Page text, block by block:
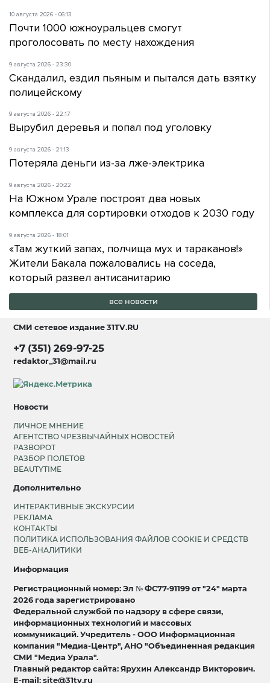
10 августа 2026 - 06:13
Почти 1000 южноуральцев смогут
проголосовать по месту нахождения
9 августа 2026 - 23:30
Скандалил, ездил пьяным и пытался дать взятку
полицейскому
9 августа 2026 - 22:17
Вырубил деревья и попал под уголовку
9 августа 2026 - 21:13
Потеряла деньги из-за лже-электрика
9 августа 2026 - 20:22
На Южном Урале построят два новых
комплекса для сортировки отходов к 2030 году
9 августа 2026 - 18:01
«Там жуткий запах, полчища мух и тараканов!»
Жители Бакала пожаловались на соседа,
который развел антисанитарию
все новости
СМИ сетевое издание31TV.RU
+7 (351) 269-97-25
redaktor_31@mail.ru
Новости
ЛИЧНОЕ МНЕНИЕ
АГЕНТСТВО ЧРЕЗВЫЧАЙНЫХ НОВОСТЕЙ
РАЗВОРОТ
РАЗБОР ПОЛЕТОВ
BEAUTYTIME
Дополнительно
ИНТЕРАКТИВНЫЕ ЭКСКУРСИИ
РЕКЛАМА
КОНТАКТЫ
ПОЛИТИКА ИСПОЛЬЗОВАНИЯ ФАЙЛОВ COOKIE И СРЕДСТВ
ВЕБ-АНАЛИТИКИ
Информация
Регистрационный номер: Эл № ФС77-91199 от "24" марта
2026 года зарегистрировано
Федеральной службой по надзору в сфере связи,
информационных технологий и массовых
коммуникаций. Учредитель - ООО Информационная
компания "Медиа-Центр", АНО "Объединенная редакция
СМИ "Медиа Урала".
Главный редактор сайта: Ярухин Александр Викторович.
E-mail: site@31tv.ru